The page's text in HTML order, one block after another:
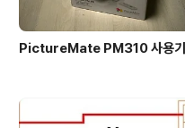
PictureMate PM310 사용기